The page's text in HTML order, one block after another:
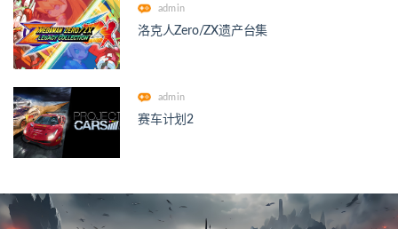
admin
洛克人Zero/ZX遗产台集
admin
赛车计划2